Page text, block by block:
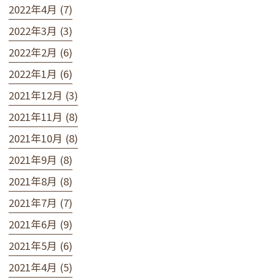
2022年4月 (7)
2022年3月 (3)
2022年2月 (6)
2022年1月 (6)
2021年12月 (3)
2021年11月 (8)
2021年10月 (8)
2021年9月 (8)
2021年8月 (8)
2021年7月 (7)
2021年6月 (9)
2021年5月 (6)
2021年4月 (5)